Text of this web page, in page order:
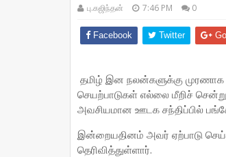
பு.கஜிந்தன் 7:46 PM 0
Facebook Twitter
தமிழ் இன நலன்களுக்கு முரணாக
செயற்பாடுகள் எல்லை மீறிச்
அவசியமான ஊடக சந்திப்பில்
இன்றையதினம் அவர் ஏற்பாடு
தெரிவித்துள்ளார்.